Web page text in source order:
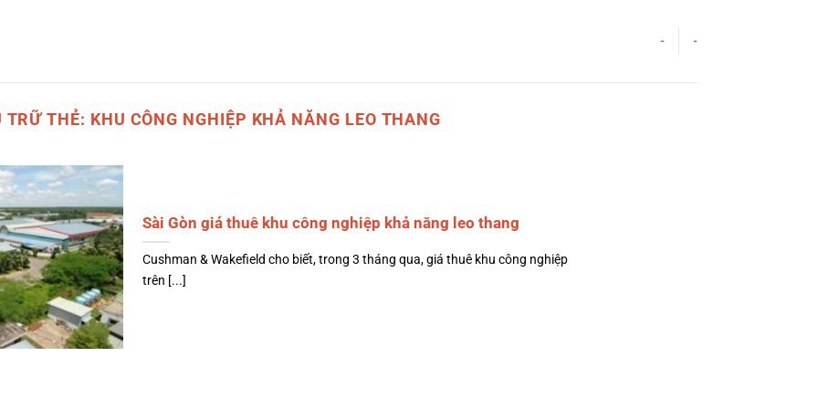
- -
TRỮ THẺ: KHU CÔNG NGHIỆP KHẢ NĂNG LEO THANG
Sài Gòn giá thuê khu công nghiệp khả năng leo thang
Cushman & Wakefield cho biết, trong 3 tháng qua, giá thuê khu công nghiệp
trên [...]